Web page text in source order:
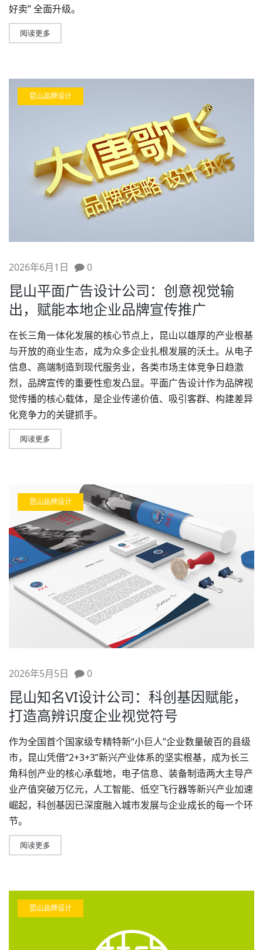
好卖” 全面升级。
阅读更多
昆山品牌设计
2026年6月1日 0
昆山平面广告设计公司：创意视觉输
出，赋能本地企业品牌宣传推广
在长三角一体化发展的核心节点上，昆山以雄厚的产业根基
与开放的商业生态，成为众多企业扎根发展的沃土。从电子
信息、高端制造到现代服务业，各类市场主体竞争日趋激
烈，品牌宣传的重要性愈发凸显。平面广告设计作为品牌视
觉传播的核心载体，是企业传递价值、吸引客群、构建差异
化竞争力的关键抓手。
阅读更多
昆山品牌设计
2026年5月5日 0
昆山知名VI设计公司：科创基因赋能，
打造高辨识度企业视觉符号
作为全国首个国家级专精特新“小巨人”企业数量破百的县级
市，昆山凭借“2+3+3”新兴产业体系的坚实根基，成为长三
角科创产业的核心承载地，电子信息、装备制造两大主导产
业产值突破万亿元，人工智能、低空飞行器等新兴产业加速
崛起，科创基因已深度融入城市发展与企业成长的每一个环
节。
阅读更多
昆山品牌设计